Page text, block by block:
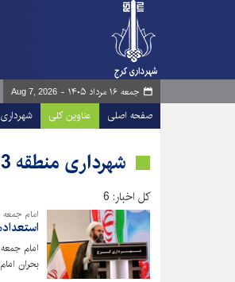
جمعه ۱۶ مرداد ۱۴۰۵ - Aug 7, 2026
صفحه اصلی عناوین کلی شهرداری
شهرداری منطقه 3 کرج
کل اخبار: 6
امام
امام
بحران